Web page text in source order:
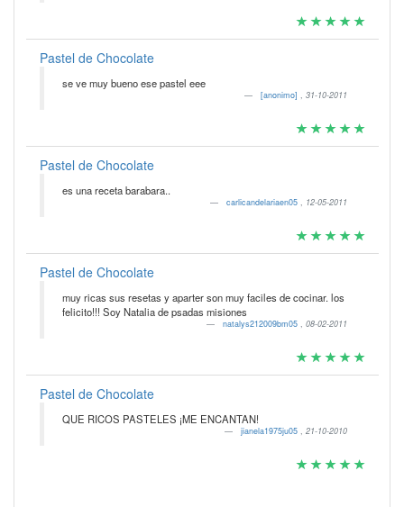
Pastel de Chocolate
se ve muy bueno ese pastel eee
[anonimo] , 31-10-2011
Pastel de Chocolate
es una receta barabara..
carlicandelariaen05 , 12-05-2011
Pastel de Chocolate
muy ricas sus resetas y aparter son muy faciles de cocinar. los
felicito!!! Soy Natalia de psadas misiones
natalys212009bm05 , 08-02-2011
Pastel de Chocolate
QUE RICOS PASTELES ¡ME ENCANTAN!
jianela1975ju05 , 21-10-2010